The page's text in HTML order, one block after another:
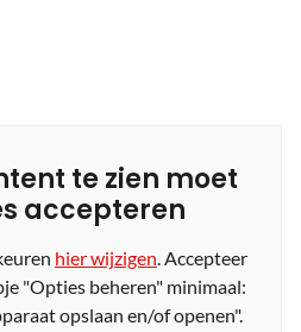
te zien moet
accepteren
hier wijzigen. Accepteer
"Opties beheren" minimaal:
opslaan en/of openen".